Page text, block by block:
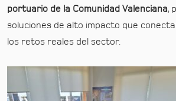
portuario de la Comunidad Valenciana,
soluciones de alto impacto que
los retos reales del sector.